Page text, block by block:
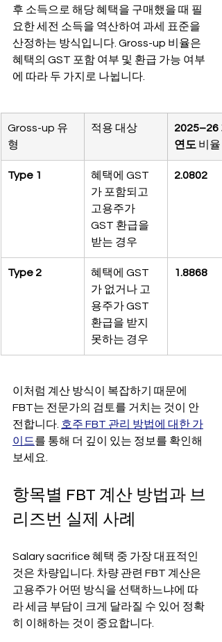
후 소득으로 해당 혜택을 구매했을 때 필
요한 세전 소득을 역산하여 과세 표준을
산정하는 방식입니다. Gross-up 비율은
혜택의 GST 포함 여부 및 환급 가능 여부
에 따라 두 가지로 나뉩니다.
Gross-up 유
형
적용 대상
2025–26
연도 비율
Type 1
혜택에 GST
가 포함되고
고용주가
GST 환급을
받는 경우
2.0802
Type 2
혜택에 GST
가 없거나 고
용주가 GST
환급을 받지
못하는 경우
1.8868
이처럼 계산 방식이 복잡하기 때문에
FBT는 전문가의 검토를 거치는 것이 안
전합니다. 호주 FBT 관리 방법에 대한 가
이드를 통해 더 깊이 있는 정보를 확인해
보세요.
항목별 FBT 계산 방법과 브
리즈번 실제 사례
Salary sacrifice 혜택 중 가장 대표적인
것은 차량입니다. 차량 관련 FBT 계산은
고용주가 어떤 방식을 선택하느냐에 따
라 세금 부담이 크게 달라질 수 있어 정확
히 이해하는 것이 중요합니다.